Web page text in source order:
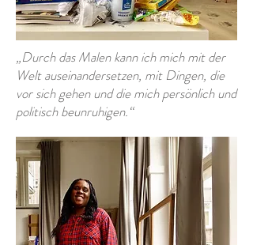
„Durch das Malen kann ich mich mit der
Welt auseinandersetzen, mit Dingen, die
vor sich gehen und die mich persönlich und
politisch beunruhigen.“